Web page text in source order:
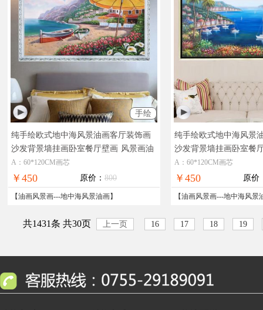
手绘
纯手绘欧式地中海风景油画客厅装饰画
沙发背景墙挂画卧室餐厅壁画 风景画油
画，现货图片，在线支付，全国免邮
A：60*120CM画芯
￥450 原价： 800
【油画风景画---地中海风景油画】
纯手绘欧式地中海风景
沙发背景墙挂画卧室餐
画，装饰油画，现货图
全国免邮
A：60*120CM画芯
￥450 原价
【油画风景画---地中海风景
共1431条 共30页 上一页 16 17 18 19